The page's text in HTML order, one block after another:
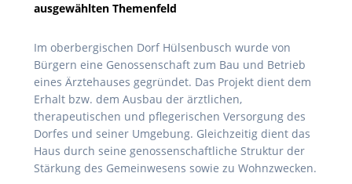
ausgewählten Themenfeld
Im oberbergischen Dorf Hülsenbusch wurde von
Bürgern eine Genossenschaft zum Bau und Betrieb
eines Ärztehauses gegründet. Das Projekt dient dem
Erhalt bzw. dem Ausbau der ärztlichen,
therapeutischen und pflegerischen Versorgung des
Dorfes und seiner Umgebung. Gleichzeitig dient das
Haus durch seine genossenschaftliche Struktur der
Stärkung des Gemeinwesens sowie zu Wohnzwecken.